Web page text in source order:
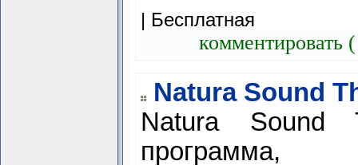
| Бесплатная
комментировать
Natura Sound
Natura Sound
программа,